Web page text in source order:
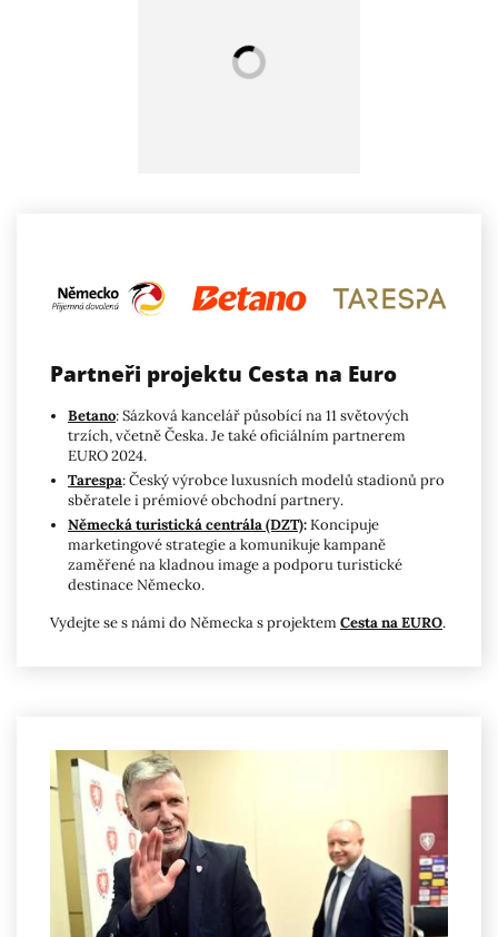
Partneři projektu Cesta na Euro
Betano: Sázková kancelář působící na 11 světových
trzích, včetně Česka. Je také oficiálním partnerem
EURO 2024.
Tarespa: Český výrobce luxusních modelů stadionů pro
sběratele i prémiové obchodní partnery.
Německá turistická centrála (DZT):Koncipuje
marketingové strategie a komunikuje kampaně
zaměřené na kladnou image a podporu turistické
destinace Německo.
Vydejte se s námi do Německa s projektemCesta na EURO.